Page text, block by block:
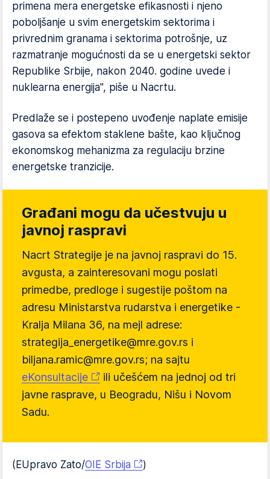
primena mera energetske efikasnosti i njeno
poboljšanje u svim energetskim sektorima i
privrednim granama i sektorima potrošnje, uz
razmatranje mogućnosti da se u energetski sektor
Republike Srbije, nakon 2040. godine uvede i
nuklearna energija", piše u Nacrtu.
Predlaže se i postepeno uvođenje naplate emisije
gasova sa efektom staklene bašte, kao ključnog
ekonomskog mehanizma za regulaciju brzine
energetske tranzicije.
Građani mogu da učestvuju u
javnoj raspravi
Nacrt Strategije je na javnoj raspravi do 15.
avgusta, a zainteresovani mogu poslati
primedbe, predloge i sugestije poštom na
adresu Ministarstva rudarstva i energetike -
Kralja Milana 36, na mejl adrese:
strategija_energetike@mre.gov.rs i
biljana.ramic@mre.gov.rs; na sajtu
eKonsultacije
ili učešćem na jednoj od tri
javne rasprave, u Beogradu, Nišu i Novom
Sadu.
(EUpravo Zato/OIE Srbija )